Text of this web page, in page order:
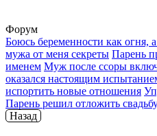
Форум
Боюсь беременности как огня,
мужа от меня секреты Парень
именем Муж после ссоры
оказался настоящим
испортить новые отношения
Парень решил отложить
Назад